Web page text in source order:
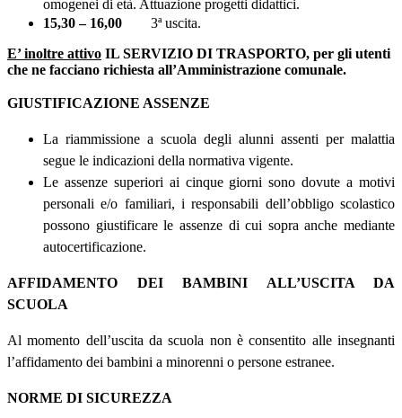
omogenei di età. Attuazione progetti didattici.
15,30 – 16,00
3ªuscita.
E’ inoltre attivo IL SERVIZIO DI TRASPORTO, per gli utenti
che ne facciano richiesta all’Amministrazione comunale.
GIUSTIFICAZIONE ASSENZE
La riammissione a scuola degli alunni assenti per malattia
segue le indicazioni della normativa vigente.
Le assenze superiori ai cinque giorni sono dovute a motivi
personali e/o familiari, i responsabili dell’obbligo scolastico
possono giustificare le assenze di cui sopra anche mediante
autocertificazione.
AFFIDAMENTO DEI BAMBINI ALL’USCITA DA
SCUOLA
Al momento dell’uscita da scuola non è consentito alle insegnanti
l’affidamento dei bambini a minorenni o persone estranee.
NORME DI SICUREZZA